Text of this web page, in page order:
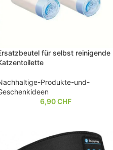
für selbst reinigende
Produkte-und-
6,90CHF